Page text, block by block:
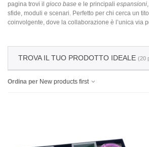
pagina trovi il gioco base e le principali espansioni
sfide, moduli e scenari. Perfetto per chi cerca un
coinvolgente, dove la collaborazione è l’unica via
TROVA IL TUO PRODOTTO IDEALE (20
Ordina per New products first